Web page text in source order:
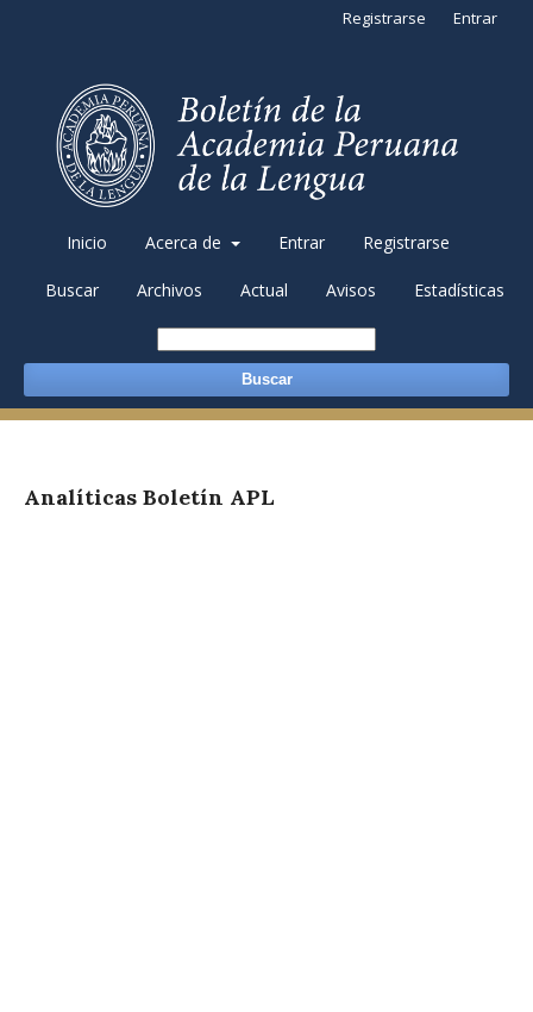
Inicio Acerca de Entrar Registrarse
Buscar Archivos Actual Avisos Estadísticas
Buscar
Registrarse Entrar
Analíticas Boletín APL